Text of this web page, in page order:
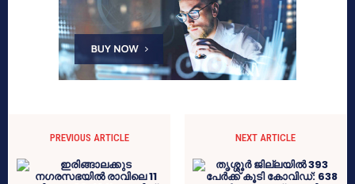
PREVIOUS ARTICLE NEXT ARTICLE